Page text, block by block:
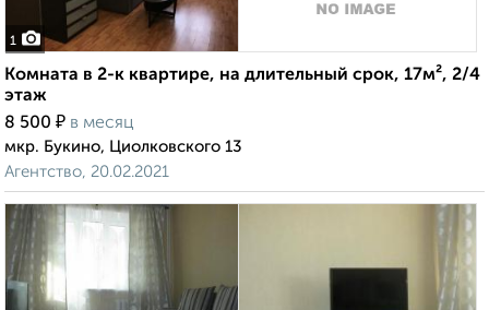
1
Комната в 2-к квартире, на длительный срок, 17м², 2/4
этаж
8 500 ₽ в месяц
мкр. Букино, Циолковского 13
Агентство, 20.02.2021